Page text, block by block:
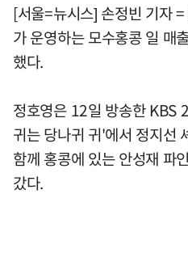
[서울=뉴시스] 손정빈 기자
가 운영하는 모수홍콩 일 매
했다.
정호영은 12일 방송한 KBS
귀는 당나귀 귀'에서 정지선
함께 홍콩에 있는 안성재 파
갔다.